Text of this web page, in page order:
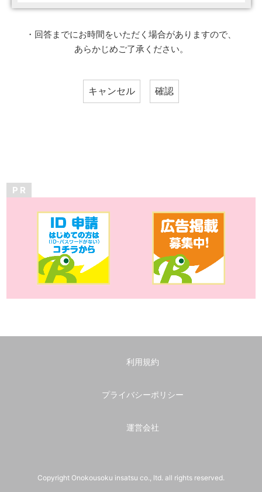
・回答までにお時間をいただく場合がありますので、
あらかじめご了承ください。
P R
利用規約
プライバシーポリシー
運営会社
Copyright Onokousoku insatsu co., ltd. all rights reserved.